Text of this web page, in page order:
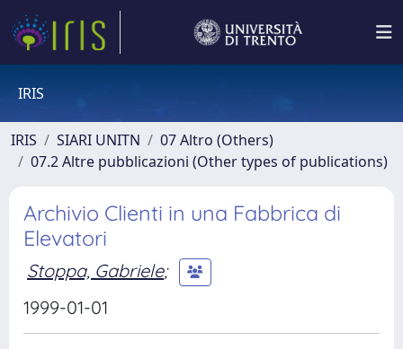
IRIS
IRIS SIARI UNITN
07 Altro (Others)
07.2 Altre pubblicazioni (Other types of publications)
Archivio Clienti in una Fabbrica di
Elevatori
Stoppa, Gabriele;
1999-01-01